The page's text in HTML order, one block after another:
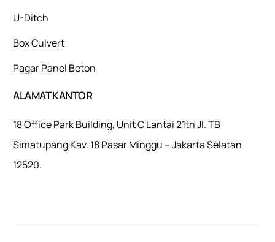
U-Ditch
Box Culvert
Pagar Panel Beton
ALAMAT KANTOR
18 Office Park Building, Unit C Lantai 21th Jl. TB
Simatupang Kav. 18 Pasar Minggu – Jakarta Selatan
12520.